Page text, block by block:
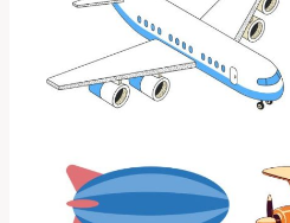
Szókincsfejlesztő